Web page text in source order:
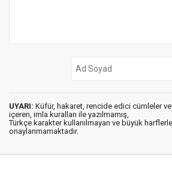
UYARI: Küfür, hakaret, rencide edici cümleler
içeren, imla kuralları ile yazılmamış,
Türkçe karakter kullanılmayan ve büyük
onaylanmamaktadır.